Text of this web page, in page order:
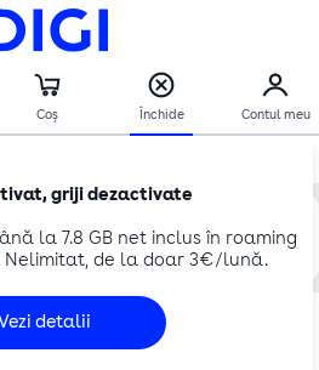
griji dezactivate
la 7.8 GB net inclus în roaming
Nelimitat, de la doar 3€/lună.
detalii
la adresa ta
nouă